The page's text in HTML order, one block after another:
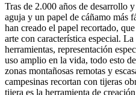
Tras de 2.000 años de desarrollo
aguja y un papel de cáñamo más
han creado el papel recortado,
arte con característica especial.
herramientas, representación
uso amplio en la vida, todo esto
zonas montañosas remotas y
campesinas recortan con tijeras
tijera es la herramienta de